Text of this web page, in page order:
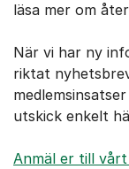
läsa mer om
När vi har ny
riktat
utskick enkelt
Anmäl er till